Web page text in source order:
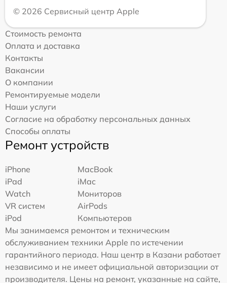
© 2026 Сервисный центр Apple
Стоимость ремонта
Оплата и доставка
Контакты
Вакансии
О компании
Ремонтируемые модели
Наши услуги
Согласие на обработку персональных данных
Способы оплаты
Ремонт устройств
iPhone
MacBook
iPad
iMac
Watch
Мониторов
VR систем
AirPods
iPod
Компьютеров
Мы занимаемся ремонтом и техническим
обслуживанием техники Apple по истечении
гарантийного периода. Наш центр в Казани работает
независимо и не имеет официальной авторизации от
производителя. Цены на ремонт, указанные на сайте,